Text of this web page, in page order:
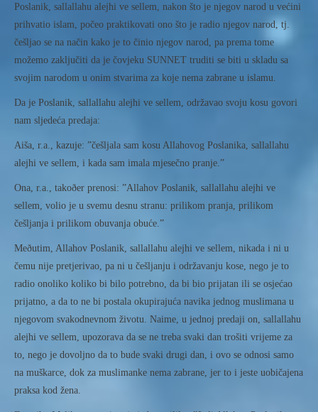
Poslanik, sallallahu alejhi ve sellem, nakon što je njegov narod u većini
prihvatio islam, počeo praktikovati ono što je radio njegov narod, tj.
češljao se na način kako je to činio njegov narod, pa prema tome
možemo zaključiti da je čovjeku SUNNET truditi se biti u skladu sa
svojim narodom u onim stvarima za koje nema zabrane u islamu.
Da je Poslanik, sallallahu alejhi ve sellem, održavao svoju kosu govori
nam sljedeća predaja:
Aiša, r.a., kazuje: ”češljala sam kosu Allahovog Poslanika, sallallahu
alejhi ve sellem, i kada sam imala mjesečno pranje.”
Ona, r.a., takoðer prenosi: ”Allahov Poslanik, sallallahu alejhi ve
sellem, volio je u svemu desnu stranu: prilikom pranja, prilikom
češljanja i prilikom obuvanja obuće.”
Meðutim, Allahov Poslanik, sallallahu alejhi ve sellem, nikada i ni u
čemu nije pretjerivao, pa ni u češljanju i održavanju kose, nego je to
radio onoliko koliko bi bilo potrebno, da bi bio prijatan ili se osjećao
prijatno, a da to ne bi postala okupirajuća navika jednog muslimana u
njegovom svakodnevnom životu. Naime, u jednoj predaji on, sallallahu
alejhi ve sellem, upozorava da se ne treba svaki dan trošiti vrijeme za
to, nego je dovoljno da to bude svaki drugi dan, i ovo se odnosi samo
na muškarce, dok za muslimanke nema zabrane, jer to i jeste uobičajena
praksa kod žena.